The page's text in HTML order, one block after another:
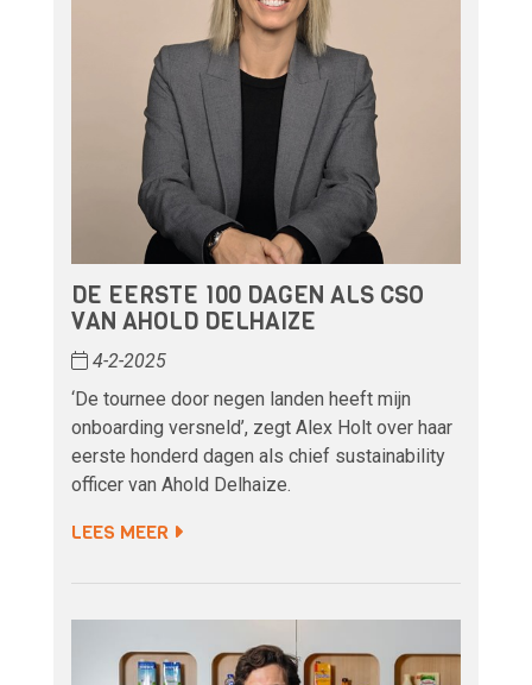
DE EERSTE 100 DAGEN ALS CSO
VAN AHOLD DELHAIZE
4-2-2025
‘De tournee door negen landen heeft mijn
onboarding versneld’, zegt Alex Holt over haar
eerste honderd dagen als chief sustainability
officer van Ahold Delhaize.
LEES MEER